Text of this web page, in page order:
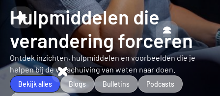
Hulpmiddelen die
verandering forceren
Ontdek inzichten, hulpmiddelen en voorbeelden die je
helpen bij de verschuiving van weten naar doen.
Blogs Bulletins Podcasts
Bekijk alles